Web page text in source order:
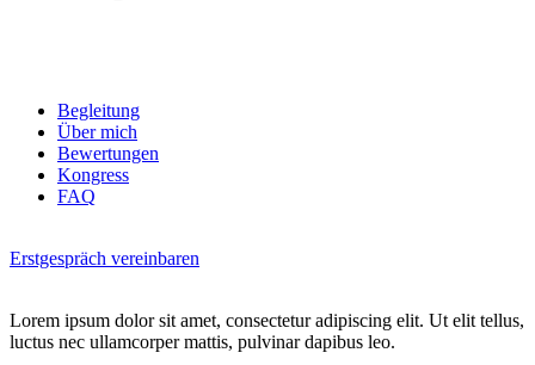
Begleitung
Über mich
Bewertungen
Kongress
FAQ
Erstgespräch vereinbaren
Lorem ipsum dolor sit amet, consectetur adipiscing elit. Ut elit tellus,
luctus nec ullamcorper mattis, pulvinar dapibus leo.